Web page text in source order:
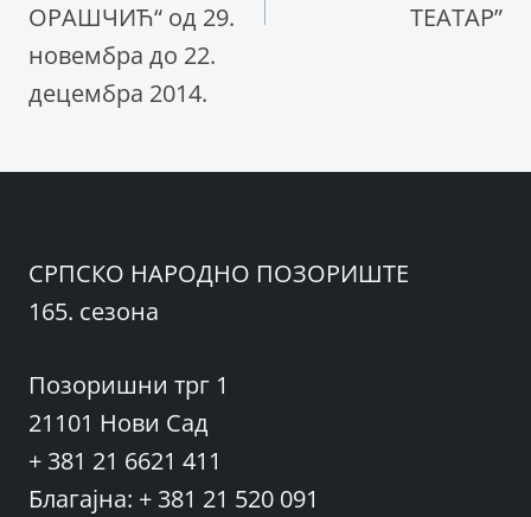
ОРАШЧИЋ“ од 29.
новембра до 22.
децембра 2014.
ТЕАТАР”
СРПСКО НАРОДНО ПОЗОРИШТЕ
165. сезона
Позоришни трг 1
21101 Нови Сад
+ 381 21 6621 411
Благајна: + 381 21 520 091